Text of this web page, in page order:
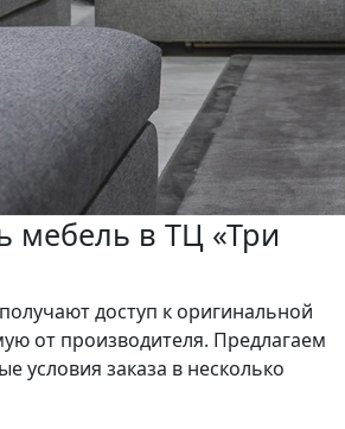
мебель в ТЦ «Три
доступ к оригинальной
от производителя. Предлагаем
условия заказа в несколько